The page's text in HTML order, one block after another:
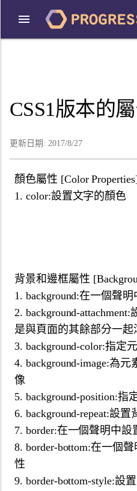
CSS1版本的
更新日期: 2017/8/27
顏色屬性 [Color
1. color:設置文字的顏色
背景和邊框屬性
1. background:在一個聲
2. background-
是與頁面的其餘部分一起
3. background-color:指定
4. background-image:為
像
5. background-position:指
6. background-repeat:設
7. border:在一個聲明中
8. border-bottom:在一個
性
9. border-bottom-style:設